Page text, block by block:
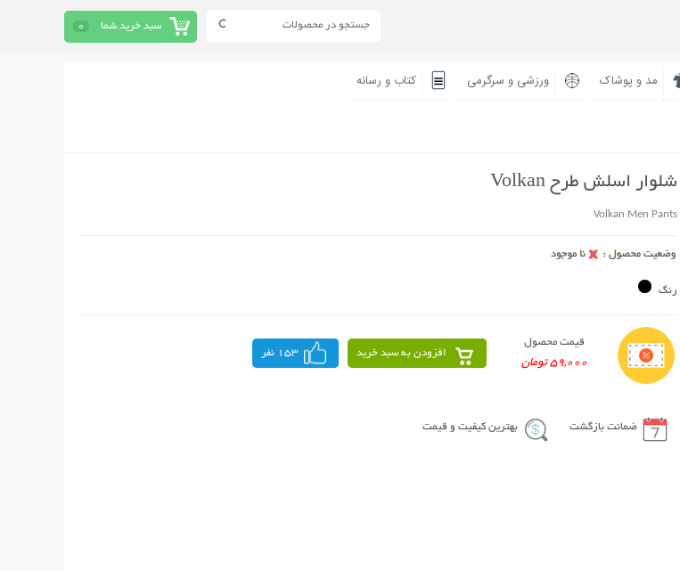
سبد خرید شما 0
مد و پوشاک ورزشی و سرگرمی کتاب و رسانه
شلوار اسلش طرح Volkan
Volkan Men Pants
رنگ
قیمت محصول
59,000 تومان
افزودن به سبد خرید 153 نفر
ضمانت بازگشت بهترین کیفیت و قیمت